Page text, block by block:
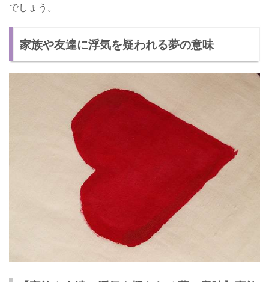
でしょう。
家族や友達に浮気を疑われる夢の意味